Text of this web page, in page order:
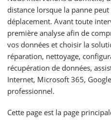
distance lorsque la panne
déplacement. Avant toute
première analyse afin de
vos données et choisir la
réparation, nettoyage,
récupération de données,
Internet, Microsoft 365,
professionnel.
Cette page est la page